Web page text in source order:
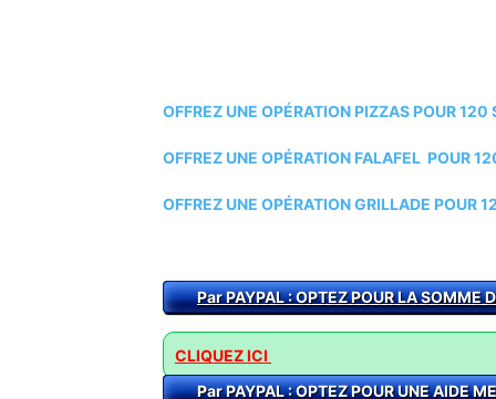
OFFREZ UNE OPÉRATION PIZZAS POUR
OFFREZ UNE OPÉRATION FALAFEL POUR
OFFREZ UNE OPÉRATION GRILLADE POUR
Par PAYPAL : OPTEZ POUR LA SOMME
CLIQUEZ ICI
Par PAYPAL : OPTEZ POUR UNE AIDE